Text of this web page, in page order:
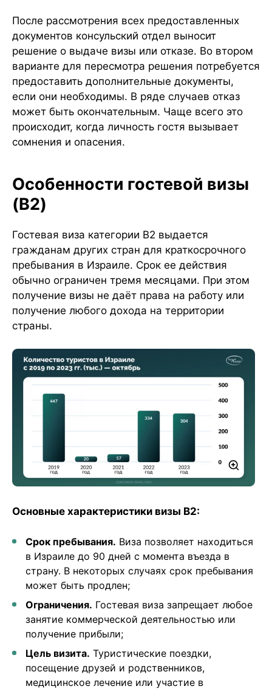
После рассмотрения всех предоставленных
документов консульский отдел выносит
решение о выдаче визы или отказе. Во втором
варианте для пересмотра решения потребуется
предоставить дополнительные документы,
если они необходимы. В ряде случаев отказ
может быть окончательным. Чаще всего это
происходит, когда личность гостя вызывает
сомнения и опасения.
Особенности гостевой визы
(B2)
Гостевая виза категории B2 выдается
гражданам других стран для краткосрочного
пребывания в Израиле. Срок ее действия
обычно ограничен тремя месяцами. При этом
получение визы не даёт права на работу или
получение любого дохода на территории
страны.
Основные характеристики визы B2:
Срок пребывания. Виза позволяет находиться
в Израиле до 90 дней с момента въезда в
страну. В некоторых случаях срок пребывания
может быть продлен;
Ограничения. Гостевая виза запрещает любое
занятие коммерческой деятельностью или
получение прибыли;
Цель визита. Туристические поездки,
посещение друзей и родственников,
медицинское лечение или участие в